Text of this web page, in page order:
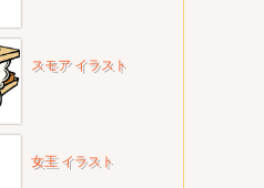
スモア イラスト
女王 イラスト